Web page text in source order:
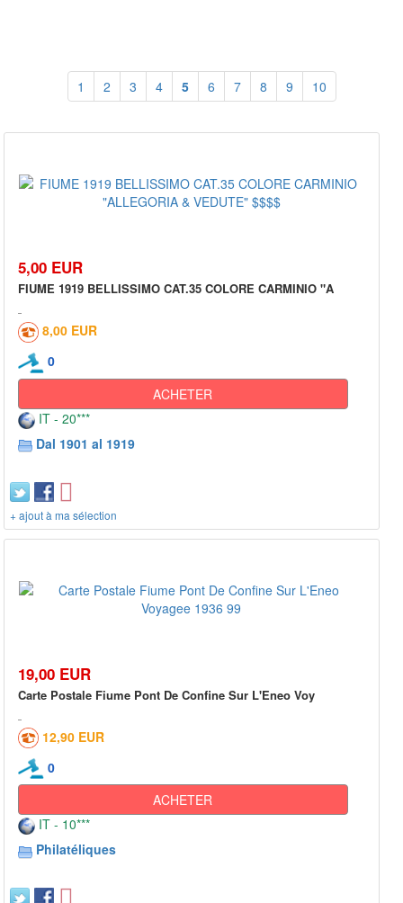
1 2 3 4 5 6 7 8 9 10
5,00 EUR
FIUME 1919 BELLISSIMO CAT.35 COLORE CARMINIO "A
8,00 EUR
0
ACHETER
IT - 20***
Dal 1901 al 1919
+ ajout à ma sélection
19,00 EUR
Carte Postale Fiume Pont De Confine Sur L'Eneo Voy
12,90 EUR
0
ACHETER
IT - 10***
Philatéliques